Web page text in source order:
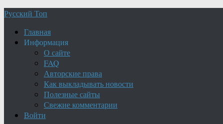
Русский Топ
Главная
Информация
О сайте
FAQ
Авторские права
Как выкладывать новости
Полезные сайты
Свежие комментарии
Войти